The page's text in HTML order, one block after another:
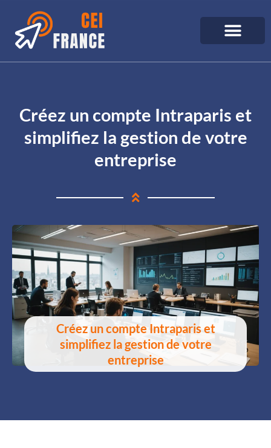
Créez un compte Intraparis et
simplifiez la gestion de votre
entreprise
Créez un compte Intraparis et
simplifiez la gestion de votre
entreprise